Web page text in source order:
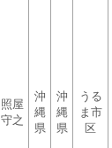
照屋
守之
沖
縄
県
沖
縄
県
うる
ま市
区